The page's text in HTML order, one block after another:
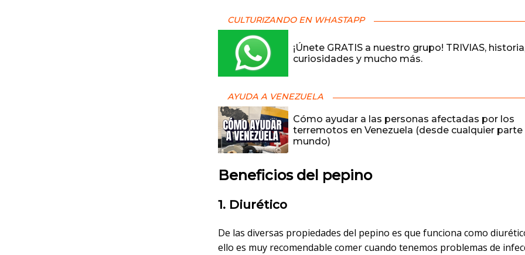
CULTURIZANDO EN WHASTAPP
¡Únete GRATIS a nuestro grupo! TRIVIAS,
curiosidades y mucho más.
AYUDA A VENEZUELA
Cómo ayudar a las personas afectadas por los
terremotos en Venezuela (desde cualquier parte
mundo)
Beneficios del pepino
1. Diurético
De las diversas propiedades del pepino es que funciona como
ello es muy recomendable comer cuando tenemos problemas de